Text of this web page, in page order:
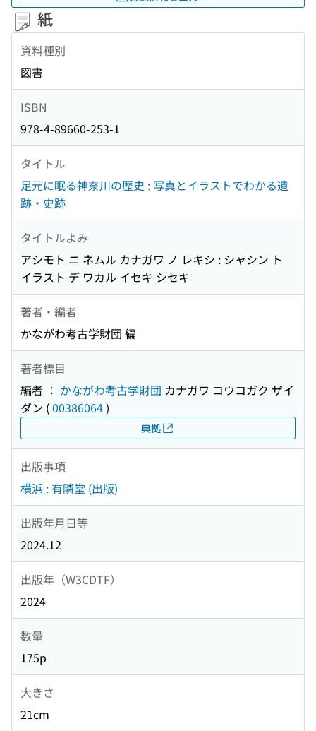
紙
資料種別
図書
ISBN
978-4-89660-253-1
タイトル
足元に眠る神奈川の歴史 : 写真とイラストでわかる遺
跡・史跡
タイトルよみ
アシモト ニ ネムル カナガワ ノ レキシ : シャシン ト
イラスト デ ワカル イセキ シセキ
著者・編者
かながわ考古学財団 編
著者標目
編者 ： かながわ考古学財団 カナガワ コウコガク ザイ
ダン (00386064)
典拠
出版事項
横浜 : 有隣堂 (出版)
出版年月日等
2024.12
出版年（W3CDTF）
2024
数量
175p
大きさ
21cm